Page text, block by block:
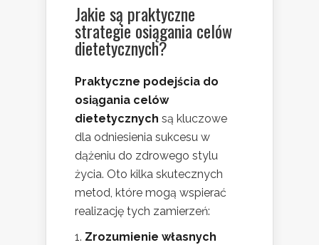
Jakie są praktyczne
strategie osiągania celów
dietetycznych?
Praktyczne podejścia do
osiągania celów
dietetycznych są kluczowe
dla odniesienia sukcesu w
dążeniu do zdrowego stylu
życia. Oto kilka skutecznych
metod, które mogą wspierać
realizację tych zamierzeń:
Zrozumienie własnych